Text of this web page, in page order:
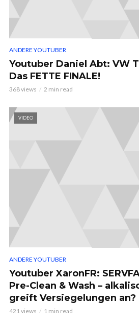
ANDERE YOUTUBER
Youtuber Daniel Abt: VW
Das FETTE FINALE!
368 views 2 min read
VIDEO
ANDERE YOUTUBER
Youtuber XaronFR:
Pre-Clean & Wash –
greift Versiegelungen an?
421 views 1 min read